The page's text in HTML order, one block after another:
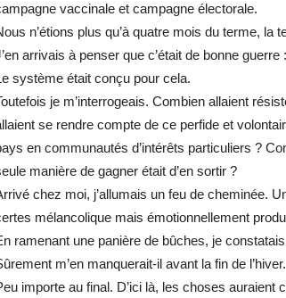
vaccinale et campagne électorale.
n’étions plus qu’à quatre mois du terme, la
arrivais à penser que c’était de bonne
système était conçu pour cela.
je m’interrogeais. Combien allaient
se rendre compte de ce perfide et
en communautés d’intérêts particuliers ?
manière de gagner était d’en sortir ?
chez moi, j’allumais un feu de cheminée.
mélancolique mais émotionnellement
ramenant une panière de bûches, je
m’en manquerait-il avant la fin de l’hiver.
importe au final. D’ici là, les choses